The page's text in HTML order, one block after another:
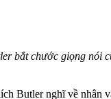
bắt chước giọng nói
Butler nghĩ về nhân